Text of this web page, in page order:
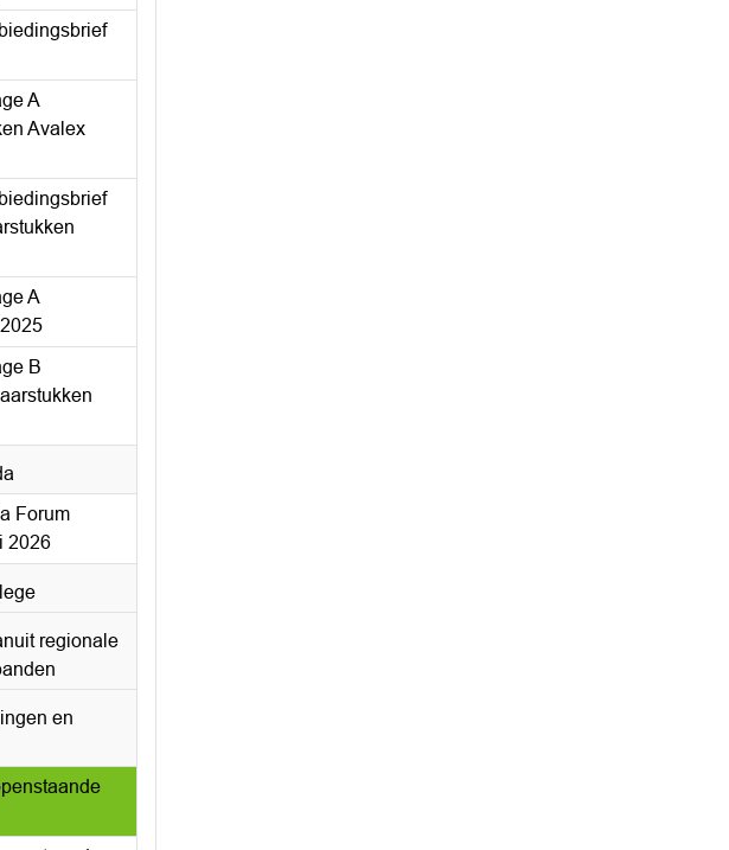
A
Avalex
A
B
Forum
2026
regionale
en